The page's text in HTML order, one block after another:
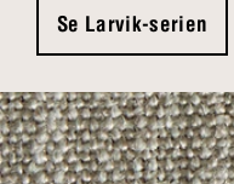
Se Larvik-serien